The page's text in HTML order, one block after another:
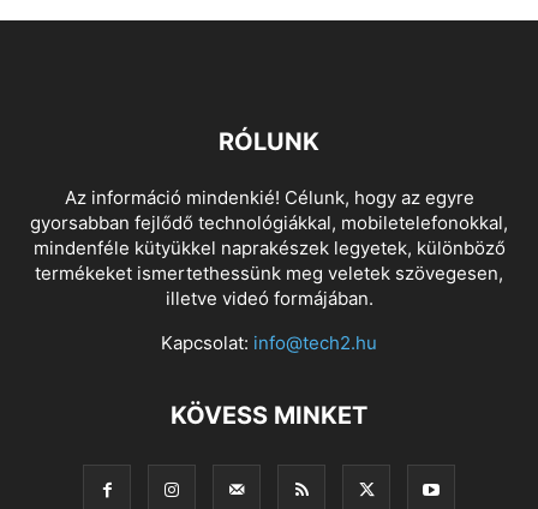
RÓLUNK
Az információ mindenkié! Célunk, hogy az egyre
gyorsabban fejlődő technológiákkal, mobiletelefonokkal,
mindenféle kütyükkel naprakészek legyetek, különböző
termékeket ismertethessünk meg veletek szövegesen,
illetve videó formájában.
Kapcsolat: info@tech2.hu
KÖVESS MINKET